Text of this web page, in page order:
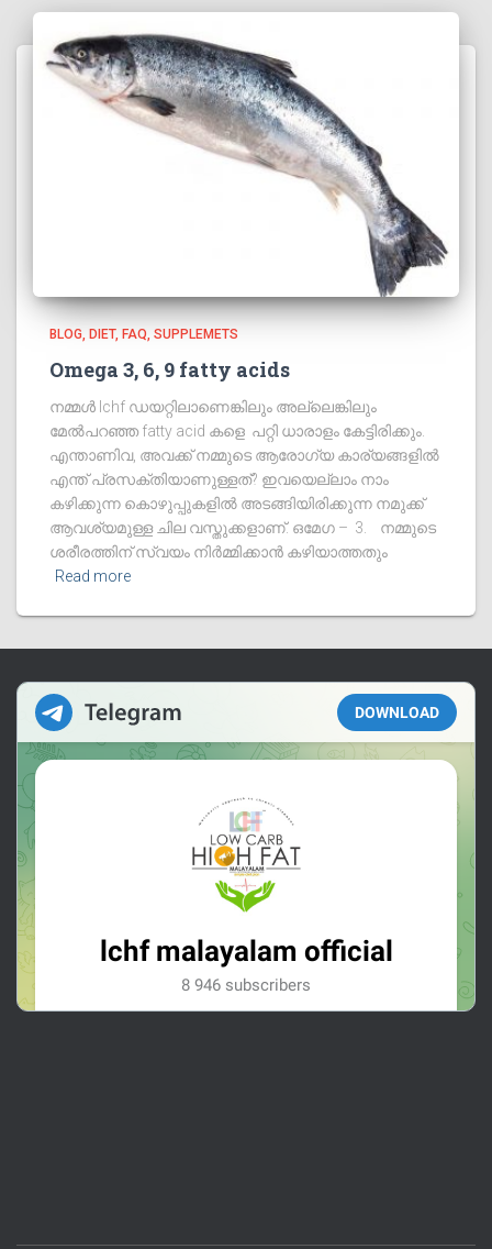
BLOG DIET FAQ SUPPLEMETS
Omega 3, 6, 9 fatty acids
നമ്മൾ lchf ഡയറ്റിലാണെങ്കിലും അല്ലെങ്കിലും
മേൽപറഞ്ഞ fatty acid കളെ പറ്റി ധാരാളം കേട്ടിരിക്കും.
എന്താണിവ, അവക്ക് നമ്മുടെ ആരോഗ്യ കാര്യങ്ങളിൽ
എന്ത് പ്രസക്തിയാണുള്ളത്? ഇവയെല്ലാം നാം
കഴിക്കുന്ന കൊഴുപ്പുകളിൽ അടങ്ങിയിരിക്കുന്ന നമുക്ക്
ആവശ്യമുള്ള ചില വസ്തുക്കളാണ്. ഒമേഗ – 3. നമ്മുടെ
ശരീരത്തിന് സ്വയം നിർമ്മിക്കാൻ കഴിയാത്തതും
Read more